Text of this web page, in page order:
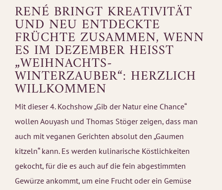
RENÉ BRINGT KREATIVITÄT
UND NEU ENTDECKTE
FRÜCHTE ZUSAMMEN, WENN
ES IM DEZEMBER HEISST „
WEIHNACHTS-W
INTERZAUBER“: HERZLICH W
ILLKOMMEN
Mit dieser 4. Kochshow „Gib der Natur eine Chance“
wollen Aouyash und Thomas Stöger zeigen, dass man
auch mit veganen Gerichten absolut den „Gaumen
kitzeln“ kann. Es werden kulinarische Köstlichkeiten
gekocht, für die es auch auf die fein abgestimmten
Gewürze ankommt, um eine Frucht oder ein Gemüse